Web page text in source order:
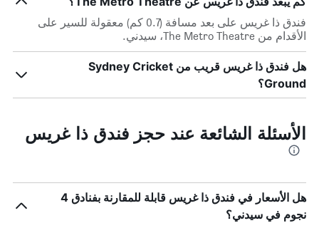
فندق ذا غريس على بعد مسافة (0.7 كم) معقولة للسير على
الأقدام من The Metro Theatre، سيدني.
هل فندق ذا غريس قريب من Sydney Cricket
Ground؟
الأسئلة الشائعة عند حجز فندق ذا غريس
هل الأسعار في فندق ذا غريس قابلة للمقارنة بفنادق 4
نجوم في سيدني؟